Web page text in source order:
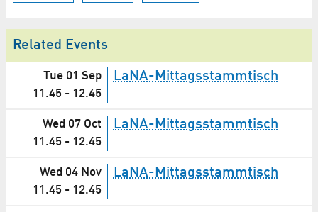
Related Events
Tue 01 Sep
11.45 - 12.45
LaNA-Mittagsstammtisch
Wed 07 Oct
11.45 - 12.45
LaNA-Mittagsstammtisch
Wed 04 Nov
11.45 - 12.45
LaNA-Mittagsstammtisch